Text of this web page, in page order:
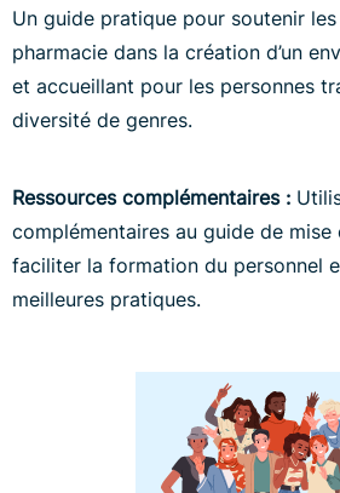
Un guide pratique pour soutenir
pharmacie dans la création d’un
et accueillant pour les personnes
diversité de genres.
Ressources complémentaires :
complémentaires au guide de
faciliter la formation du personnel
meilleures pratiques.